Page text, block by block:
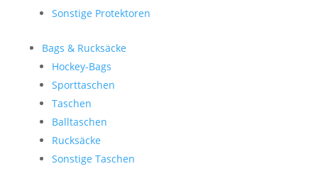
Sonstige Protektoren
Bags & Rucksäcke
Hockey-Bags
Sporttaschen
Taschen
Balltaschen
Rucksäcke
Sonstige Taschen